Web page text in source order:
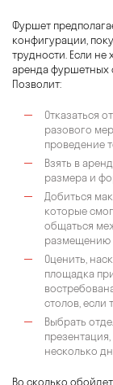
Фуршет
конфигурации,
трудности. Если не
аренда фуршетных
Позволит:
Отказаться
разового
проведение
Взять в
размера и
Добиться
которые
общаться
размещению
Оценить,
площадка
столов, если
Выбрать
несколько
Во сколько